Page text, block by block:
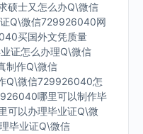
硕士又怎么办Q\微信
Q\微信729926040网
买国外文凭质量
证怎么办理Q\微信
制作Q\微信
Q\微信729926040怎
哪里可以制作毕
可以办理毕业证Q\微
毕业证Q\微信